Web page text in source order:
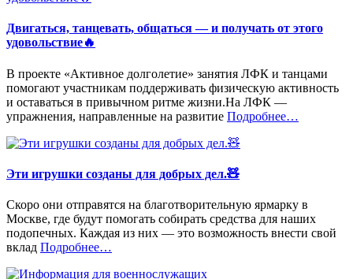
Двигаться, танцевать, общаться — и получать от этого
удовольствие🔥
В проекте «Активное долголетие» занятия ЛФК и танцами
помогают участникам поддерживать физическую активность
и оставаться в привычном ритме жизни.На ЛФК —
упражнения, направленные на развитие Подробнее«%s»
…
Эти игрушки созданы для добрых дел.🧸
Cкоро они отправятся на благотворительную ярмарку в
Москве, где будут помогать собирать средства для наших
подопечных. Каждая из них — это возможность внести свой
вклад Подробнее«%s»
…